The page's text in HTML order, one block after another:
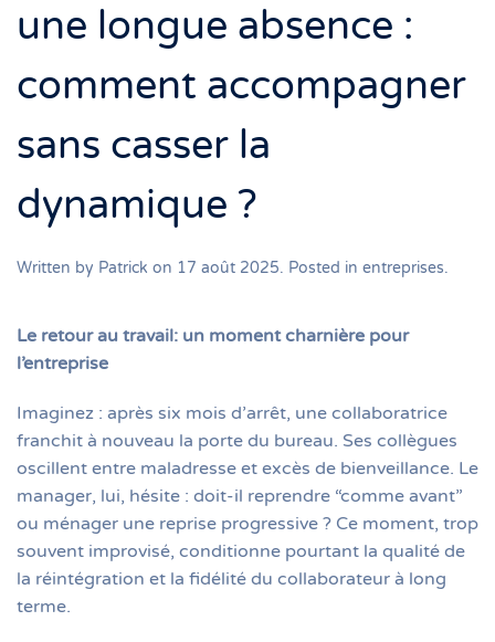
une longue absence :
comment accompagner
sans casser la
dynamique ?
Written by Patrick on 17 août 2025. Posted in entreprises.
Le retour au travail: un moment charnière pour
l’entreprise
Imaginez : après six mois d’arrêt, une collaboratrice
franchit à nouveau la porte du bureau. Ses collègues
oscillent entre maladresse et excès de bienveillance. Le
manager, lui, hésite : doit-il reprendre “comme avant”
ou ménager une reprise progressive ? Ce moment, trop
souvent improvisé, conditionne pourtant la qualité de
la réintégration et la fidélité du collaborateur à long
terme.